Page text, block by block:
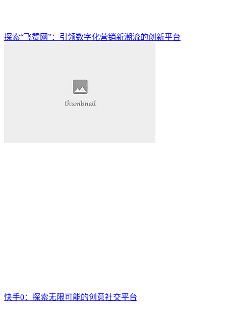
探索“飞赞网”：引领数字化营销新潮流的创新平台
快手0：探索无限可能的创意社交平台